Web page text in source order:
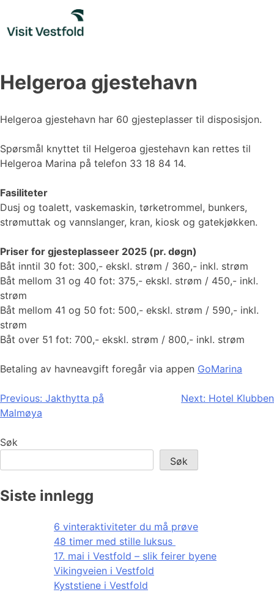
content
Helgeroa gjestehavn
Helgeroa gjestehavn har 60 gjesteplasser til disposisjon.
Spørsmål knyttet til Helgeroa gjestehavn kan rettes til
Helgeroa Marina på telefon 33 18 84 14.
Fasiliteter
Dusj og toalett, vaskemaskin, tørketrommel, bunkers,
strømuttak og vannslanger, kran, kiosk og gatekjøkken.
Priser for gjesteplasseer 2025 (pr. døgn)
Båt inntil 30 fot: 300,- ekskl. strøm / 360,- inkl. strøm
Båt mellom 31 og 40 fot: 375,- ekskl. strøm / 450,- inkl.
strøm
Båt mellom 41 og 50 fot: 500,- ekskl. strøm / 590,- inkl.
strøm
Båt over 51 fot: 700,- ekskl. strøm / 800,- inkl. strøm
Betaling av havneavgift foregår via appen GoMarina
Innleggsnavigasjon
Previous: Jakthytta på
Malmøya
Next: Hotel Klubben
Søk
Søk
Siste innlegg
6 vinteraktiviteter du må prøve
48 timer med stille luksus
17. mai i Vestfold – slik feirer byene
Vikingveien i Vestfold
Kyststiene i Vestfold